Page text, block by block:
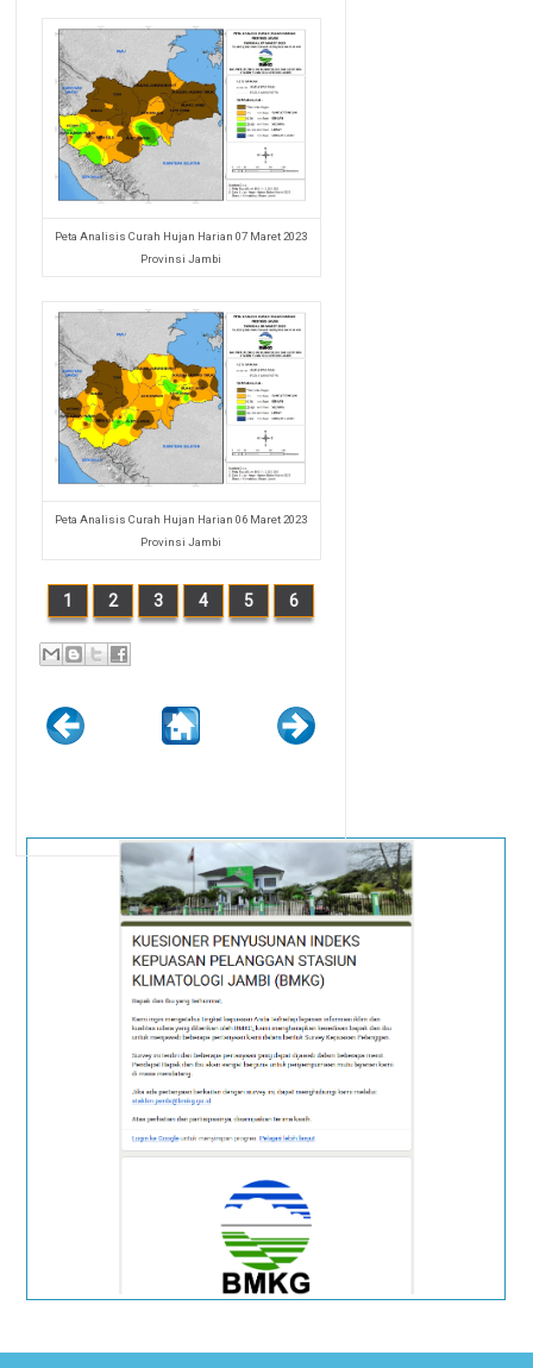
Peta Analisis Curah Hujan Harian 07 Maret 2023
Provinsi Jambi
Peta Analisis Curah Hujan Harian 06 Maret 2023
Provinsi Jambi
1 2 3 4 5 6